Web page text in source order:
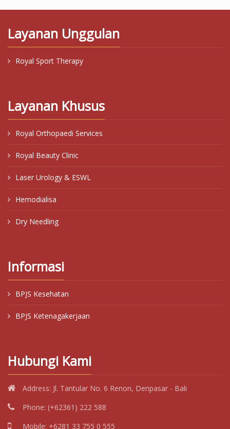
Layanan Unggulan
Royal Sport Therapy
Layanan Khusus
Royal Orthopaedi Services
Royal Beauty Clinic
Laser Urology & ESWL
Hemodialisa
Dry Needling
Informasi
BPJS Kesehatan
BPJS Ketenagakerjaan
Hubungi Kami
Address: Jl. Tantular No. 6 Renon, Denpasar - Bali
Phone: (+62361) 222 588
Mobile: +6281 33 755 0 555